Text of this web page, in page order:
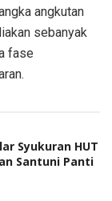
angkutan
sebanyak
fase
Syukuran HUT
Santuni Panti